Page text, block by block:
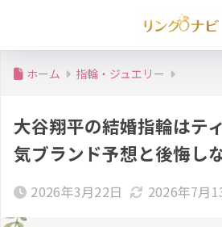
ホーム 指輪・ジュエリー
大谷翔平の結婚指輪はテ
気ブランド予想と後悔し
2026年3月22日 2026年7月